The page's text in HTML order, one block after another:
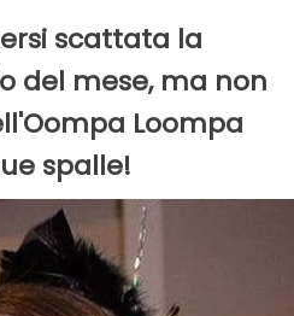
scattata la
del mese, ma non
Loompa
spalle!